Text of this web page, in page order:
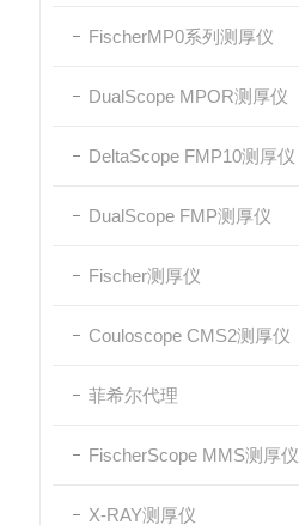
FischerMP0系列测厚仪
DualScope MPOR测厚仪
DeltaScope FMP10测厚仪
DualScope FMP测厚仪
Fischer测厚仪
Couloscope CMS2测厚仪
菲希尔代理
FischerScope MMS测厚仪
X-RAY测厚仪